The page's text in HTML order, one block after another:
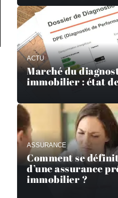
ACTU
Marché du
immobilier : état
ASSURANCE
Comment se
d’une assurance
immobilier ?